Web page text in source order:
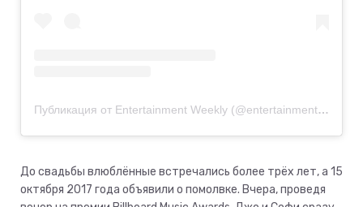
Публикация от Entertainment Weekly (@entertainmentweekly)
До свадьбы влюблённые встречались более трёх лет, а 15
октября 2017 года объявили о помолвке. Вчера, проведя